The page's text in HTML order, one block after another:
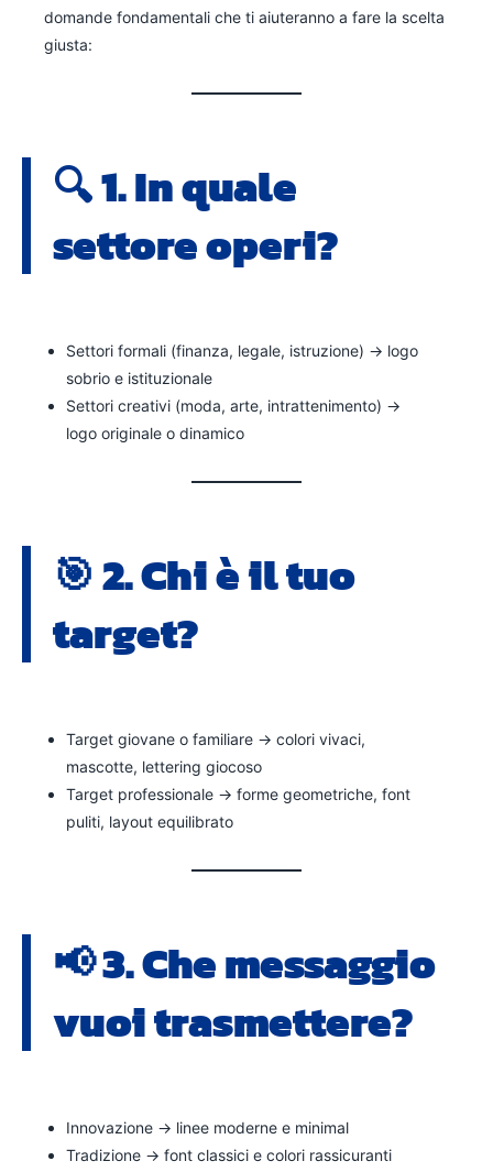
domande fondamentali che ti aiuteranno a fare la scelta
giusta:
🔍 1. In quale
settore operi?
Settori formali (finanza, legale, istruzione) → logo
sobrio e istituzionale
Settori creativi (moda, arte, intrattenimento) →
logo originale o dinamico
🎯 2. Chi è il tuo
target?
Target giovane o familiare → colori vivaci,
mascotte, lettering giocoso
Target professionale → forme geometriche, font
puliti, layout equilibrato
📢 3. Che messaggio
vuoi trasmettere?
Innovazione → linee moderne e minimal
Tradizione → font classici e colori rassicuranti